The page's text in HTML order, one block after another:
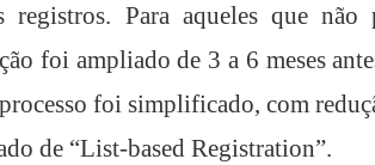
registros. Para aqueles que não
foi ampliado de 3 a 6 meses
foi simplificado, com
de “List-based Registration”.